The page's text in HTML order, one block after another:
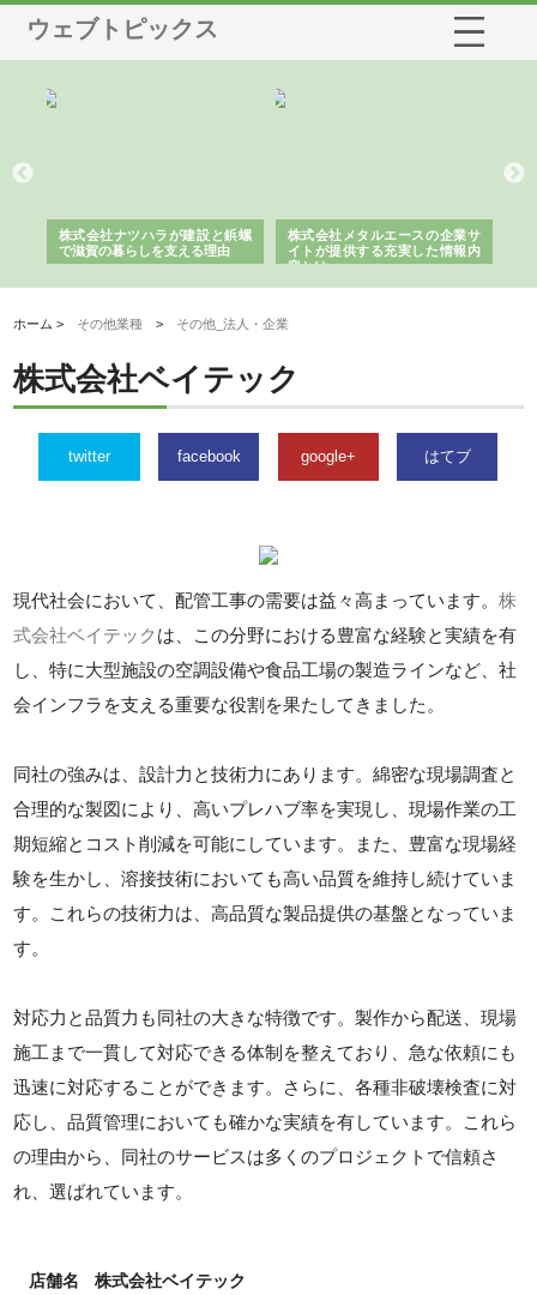
ウェブトピックス
株式会社ナツハラが建設と鋲螺
で滋賀の暮らしを支える理由
株式会社メタルエースの企業サ
イトが提供する充実した情報内
容とは
ホーム > その他業種 > その他_法人・企業
株式会社ベイテック
twitter facebook google+ はてブ
現代社会において、配管工事の需要は益々高まっています。株
式会社ベイテック は、この分野における豊富な経験と実績を有
し、特に大型施設の空調設備や食品工場の製造ラインなど、社
会インフラを支える重要な役割を果たしてきました。
同社の強みは、設計力と技術力にあります。綿密な現場調査と
合理的な製図により、高いプレハブ率を実現し、現場作業の工
期短縮とコスト削減を可能にしています。また、豊富な現場経
験を生かし、溶接技術においても高い品質を維持し続けていま
す。これらの技術力は、高品質な製品提供の基盤となっていま
す。
対応力と品質力も同社の大きな特徴です。製作から配送、現場
施工まで一貫して対応できる体制を整えており、急な依頼にも
迅速に対応することができます。さらに、各種非破壊検査に対
応し、品質管理においても確かな実績を有しています。これら
の理由から、同社のサービスは多くのプロジェクトで信頼さ
れ、選ばれています。
店舗名 株式会社ベイテック